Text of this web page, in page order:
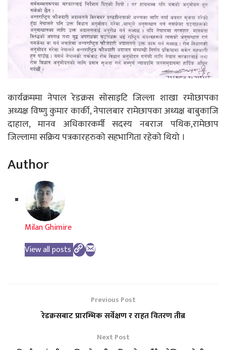
कार्यक्रममा नेपाल रेडक्रस सोसाइटि जिल्ला शाखा रमोछापका
अध्यक्ष विष्णु कुमार कार्की, नेपालबार रामेछापका अध्यक्ष बाबुकाजि
दाहाल, मानव अधिकारकर्मी सदस्य नबराज पथिक,रामेछाप
जिल्लामा सक्रिय पत्रकारहरुको सहभागिता रहेको थियो ।
Author
Milan Ghimire
View all posts
Previous Post
रेडक्रसबाट प्रारम्भिक सर्वेक्षण र राहत वितरण तीब्र
Next Post